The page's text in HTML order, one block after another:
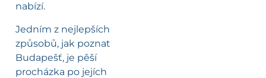
nabízí.
Jedním z nejlepších
způsobů, jak poznat
Budapešť, je pěší
procházka po jejích